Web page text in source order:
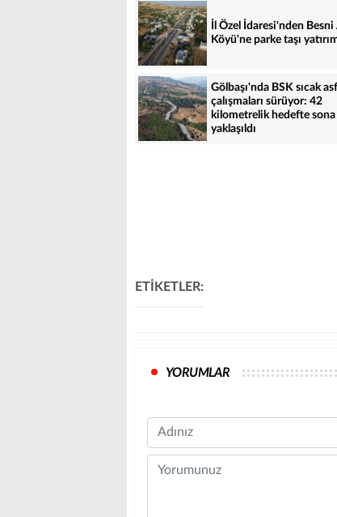
İl Özel İdaresi'nden Besni
Köyü'ne parke taşı
Gölbaşı'nda BSK sıcak
çalışmaları sürüyor: 42
kilometrelik hedefte sona
yaklaşıldı
ETİKETLER:
YORUMLAR
Name
Comment